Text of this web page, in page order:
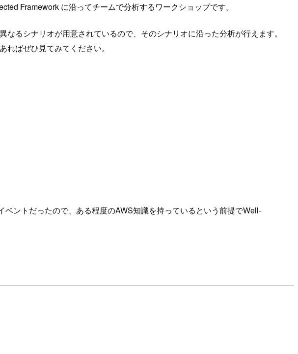
Framework に沿ってチームで分析するワークショップです。
るシナリオが用意されているので、そのシナリオに沿った分析が行えます。
ばぜひ見てみてください。
ントだったので、ある程度のAWS知識を持っているという前提でWell-